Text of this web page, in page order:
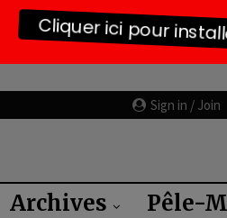
Sign in / Join
Archives Pêle-
Cliquer ici pour